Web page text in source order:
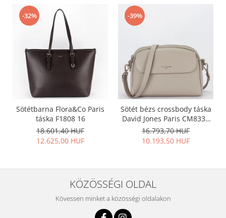
-32%
Sötétbarna Flora&Co Paris
táska F1808 16
18.601,40 HUF
12.625,00 HUF
-39%
Sötét bézs crossbody táska
David Jones Paris CM8330
15
16.793,70 HUF
10.193,50 HUF
KÖZÖSSÉGI OLDAL
Kövessen minket a közösségi oldalakon